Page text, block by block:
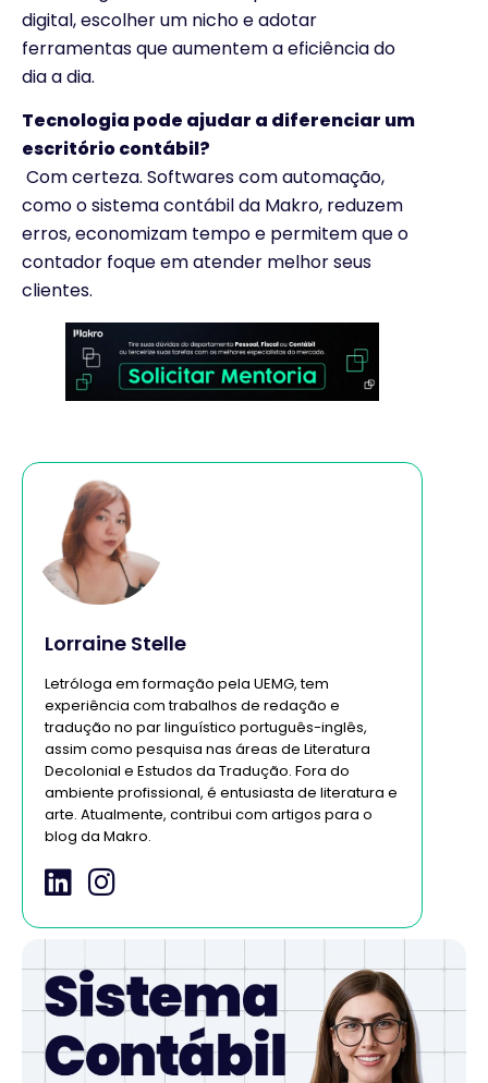
digital, escolher um nicho e adotar
ferramentas que aumentem a eficiência do
dia a dia.
Tecnologia pode ajudar a diferenciar um
escritório contábil?
Com certeza. Softwares com automação,
como o sistema contábil da Makro, reduzem
erros, economizam tempo e permitem que o
contador foque em atender melhor seus
clientes.
Lorraine Stelle
Letróloga em formação pela UEMG, tem
experiência com trabalhos de redação e
tradução no par linguístico português-inglês,
assim como pesquisa nas áreas de Literatura
Decolonial e Estudos da Tradução. Fora do
ambiente profissional, é entusiasta de literatura e
arte. Atualmente, contribui com artigos para o
blog da Makro.